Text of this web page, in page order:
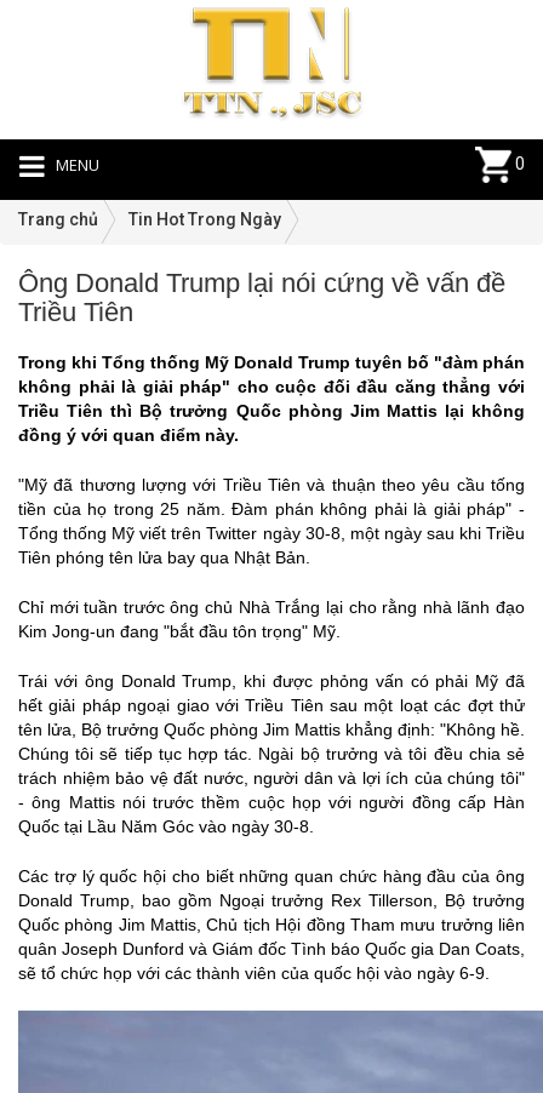
MENU 0
Trang chủ Tin Hot Trong Ngày
Ông Donald Trump lại nói cứng về vấn đề
Triều Tiên
Trong khi Tổng thống Mỹ Donald Trump tuyên bố "đàm phán
không phải là giải pháp" cho cuộc đối đầu căng thẳng với
Triều Tiên thì Bộ trưởng Quốc phòng Jim Mattis lại không
đồng ý với quan điểm này.
"Mỹ đã thương lượng với Triều Tiên và thuận theo yêu cầu tống
tiền của họ trong 25 năm. Đàm phán không phải là giải pháp" -
Tổng thống Mỹ viết trên Twitter ngày 30-8, một ngày sau khi Triều
Tiên phóng tên lửa bay qua Nhật Bản.
Chỉ mới tuần trước ông chủ Nhà Trắng lại cho rằng nhà lãnh đạo
Kim Jong-un đang "bắt đầu tôn trọng" Mỹ.
Trái với ông Donald Trump, khi được phỏng vấn có phải Mỹ đã
hết giải pháp ngoại giao với Triều Tiên sau một loạt các đợt thử
tên lửa, Bộ trưởng Quốc phòng Jim Mattis khẳng định: "Không hề.
Chúng tôi sẽ tiếp tục hợp tác. Ngài bộ trưởng và tôi đều chia sẻ
trách nhiệm bảo vệ đất nước, người dân và lợi ích của chúng tôi"
- ông Mattis nói trước thềm cuộc họp với người đồng cấp Hàn
Quốc tại Lầu Năm Góc vào ngày 30-8.
Các trợ lý quốc hội cho biết những quan chức hàng đầu của ông
Donald Trump, bao gồm Ngoại trưởng Rex Tillerson, Bộ trưởng
Quốc phòng Jim Mattis, Chủ tịch Hội đồng Tham mưu trưởng liên
quân Joseph Dunford và Giám đốc Tình báo Quốc gia Dan Coats,
sẽ tổ chức họp với các thành viên của quốc hội vào ngày 6-9.